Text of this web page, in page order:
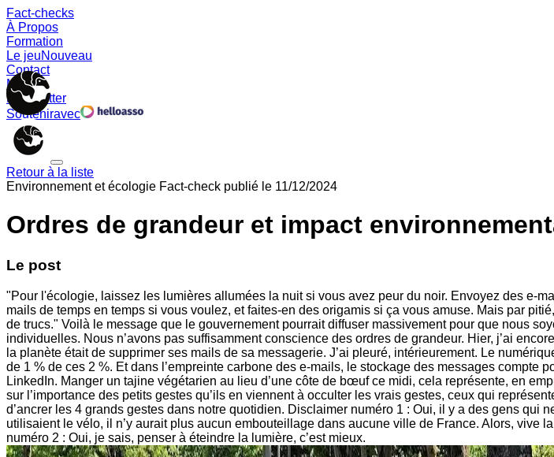
Fact-checks
À Propos
Formation
Le jeuNouveau
Contact
Memes
Newsletter
Souteniravec
Retour à la liste
Environnement et écologie Fact-check publié le 11/12/2024
Ordres de grandeur et impact
Le post
"Pour l'écologie, laissez les lumières allumées la nuit si vous avez peur du noir. Envoyez des e-
mails de temps en temps si vous voulez, et faites-en des origamis si ça vous amuse. Mais par
de trucs." Voilà le message que le gouvernement pourrait diffuser massivement pour que nous
individuelles. Nous n’avons pas suffisamment conscience des ordres de grandeur. Hier, j’ai
la planète était de supprimer ses mails de sa messagerie. J’ai pleuré, intérieurement. Le
de 1 % de ces 2 %. Et dans l’empreinte carbone des e-mails, le stockage des messages compte
LinkedIn. Manger un tajine végétarien au lieu d’une côte de bœuf ce midi, cela représente, en
sur l’importance des petits gestes qu’ils en viennent à occulter les vrais gestes, ceux qui
d’ancrer les 4 grands gestes dans notre quotidien. Disclaimer numéro 1 : Oui, il y a des gens
utilisaient le vélo, il n’y aurait plus aucun embouteillage dans aucune ville de France. Alors, vive
numéro 2 : Oui, je sais, penser à éteindre la lumière, c’est mieux.